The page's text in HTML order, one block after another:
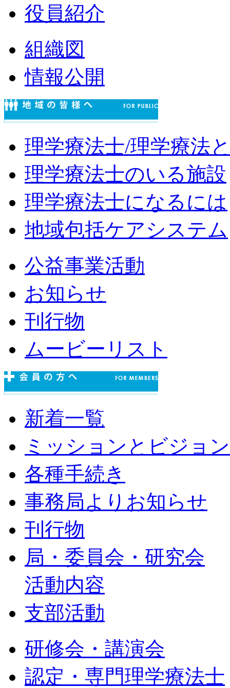
役員紹介
組織図
情報公開
理学療法士/理学療法
理学療法士のいる施設
理学療法士になるには
地域包括ケアシステム
公益事業活動
お知らせ
刊行物
ムービーリスト
新着一覧
ミッションとビジョン
各種手続き
事務局よりお知らせ
刊行物
局・委員会・研究会
活動内容
支部活動
研修会・講演会
認定・専門理学療法士